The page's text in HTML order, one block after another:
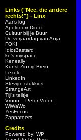
Links ("Nee, die andere
rechts!") - Linx
Aar’s log
ApeldoornDirect
Cultuur bij je Buur
De verjaardag van Anja
FOK!
IdiotBastard
ke's myspace
Keneally
Kunst-Zinnig-Brein
Lexolo
LinkedIn
Stevige stukkies
StrangeArt
Tijl’s teiltje
Vroon – Peter Vroon
WiWaWo
YesFocus
Zappateers
Credits
Powered by: WP